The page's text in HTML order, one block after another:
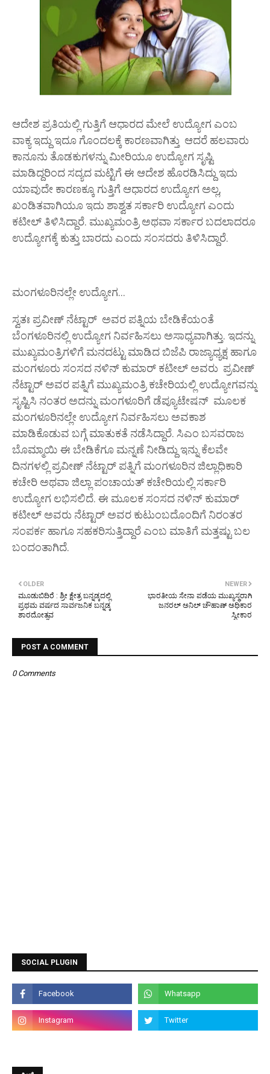
ಆದೇಶ ಪ್ರತಿಯಲ್ಲಿ ಗುತ್ತಿಗೆ ಆಧಾರದ ಮೇಲೆ ಉದ್ಯೋಗ ಎಂಬ
ವಾಕ್ಯ ಇದ್ದು ಇದೂ ಗೊಂದಲಕ್ಕೆ ಕಾರಣವಾಗಿತ್ತು ‌ ಆದರೆ ಹಲವಾರು
ಕಾನೂನು ತೊಡಕುಗಳನ್ನು ಮೀರಿಯೂ ಉದ್ಯೋಗ ಸೃಷ್ಟಿ
ಮಾಡಿದ್ದರಿಂದ ಸದ್ಯದ ಮಟ್ಟಿಗೆ ಈ ಆದೇಶ ಹೊರಡಿಸಿದ್ದು ಇದು
ಯಾವುದೇ ಕಾರಣಕ್ಕೂ ಗುತ್ತಿಗೆ ಆಧಾರದ ಉದ್ಯೋಗ ಅಲ್ಲ,
ಖಂಡಿತವಾಗಿಯೂ ಇದು ಶಾಶ್ವತ ಸರ್ಕಾರಿ ಉದ್ಯೋಗ ಎಂದು
ಕಟೀಲ್ ತಿಳಿಸಿದ್ದಾರೆ. ಮುಖ್ಯಮಂತ್ರಿ ಅಥವಾ ಸರ್ಕಾರ ಬದಲಾದರೂ
ಉದ್ಯೋಗಕ್ಕೆ ಕುತ್ತು ಬಾರದು ಎಂದು ಸಂಸದರು ತಿಳಿಸಿದ್ದಾರೆ.
ಮಂಗಳೂರಿನಲ್ಲೇ ಉದ್ಯೋಗ...
ಸ್ವತಃ ಪ್ರವೀಣ್ ನೆಟ್ಟಾರ್ ಅವರ ಪತ್ನಿಯ ಬೇಡಿಕೆಯಂತೆ
ಬೆಂಗಳೂರಿನಲ್ಲಿ ಉದ್ಯೋಗ ನಿರ್ವಹಿಸಲು ಅಸಾಧ್ಯವಾಗಿತ್ತು. ಇದನ್ನು
ಮುಖ್ಯಮಂತ್ರಿಗಳಿಗೆ ಮನದಟ್ಟು ಮಾಡಿದ ಬಿಜೆಪಿ ರಾಜ್ಯಾಧ್ಯಕ್ಷ ಹಾಗೂ
ಮಂಗಳೂರು ಸಂಸದ ನಳಿನ್ ಕುಮಾರ್ ಕಟೀಲ್ ಅವರು ಪ್ರವೀಣ್
ನೆಟ್ಟಾರ್ ಅವರ ಪತ್ನಿಗೆ ಮುಖ್ಯಮಂತ್ರಿ ಕಚೇರಿಯಲ್ಲಿ ಉದ್ಯೋಗವನ್ನು
ಸೃಷ್ಟಿಸಿ ನಂತರ ಅದನ್ನು ಮಂಗಳೂರಿಗೆ ಡೆಪ್ಯೂಟೇಷನ್ ಮೂಲಕ
ಮಂಗಳೂರಿನಲ್ಲೇ ಉದ್ಯೋಗ ನಿರ್ವಹಿಸಲು ಅವಕಾಶ
ಮಾಡಿಕೊಡುವ ಬಗ್ಗೆ ಮಾತುಕತೆ ನಡೆಸಿದ್ದಾರೆ. ಸಿಎಂ ಬಸವರಾಜ
ಬೊಮ್ಮಾಯಿ ಈ ಬೇಡಿಕೆಗೂ ಮನ್ನಣೆ ನೀಡಿದ್ದು ಇನ್ನು ಕೆಲವೇ
ದಿನಗಳಲ್ಲಿ ಪ್ರವೀಣ್ ನೆಟ್ಟಾರ್ ಪತ್ನಿಗೆ ಮಂಗಳೂರಿನ ಜಿಲ್ಲಾಧಿಕಾರಿ
ಕಚೇರಿ ಅಥವಾ ಜಿಲ್ಲಾ ಪಂಚಾಯತ್ ಕಚೇರಿಯಲ್ಲಿ ಸರ್ಕಾರಿ
ಉದ್ಯೋಗ ಲಭಿಸಲಿದೆ. ಈ ಮೂಲಕ ಸಂಸದ ನಳಿನ್ ಕುಮಾರ್
ಕಟೀಲ್ ಅವರು ನೆಟ್ಟಾರ್ ಅವರ ಕುಟುಂಬದೊಂದಿಗೆ ನಿರಂತರ
ಸಂಪರ್ಕ ಹಾಗೂ ಸಹಕರಿಸುತ್ತಿದ್ದಾರೆ ಎಂಬ ಮಾತಿಗೆ ಮತ್ತಷ್ಟು ಬಲ
ಬಂದಂತಾಗಿದೆ.
NEWER
ಭಾರತೀಯ ಸೇನಾ ಪಡೆಯ ಮುಖ್ಯಸ್ಥರಾಗಿ
ಜನರಲ್ ಅನಿಲ್ ಚೌಹಾಣ್ ಅಧಿಕಾರ
ಸ್ವೀಕಾರ
OLDER
ಮೂಡುಬಿದಿರೆ : ಶ್ರೀ ಕ್ಷೇತ್ರ ಬನ್ನಡ್ಕದಲ್ಲಿ
ಪ್ರಥಮ ವರ್ಷದ ಸಾರ್ವಜನಿಕ ಬನ್ನಡ್ಕ
ಶಾರದೋತ್ಸವ
POST A COMMENT
0 Comments
SOCIAL PLUGIN